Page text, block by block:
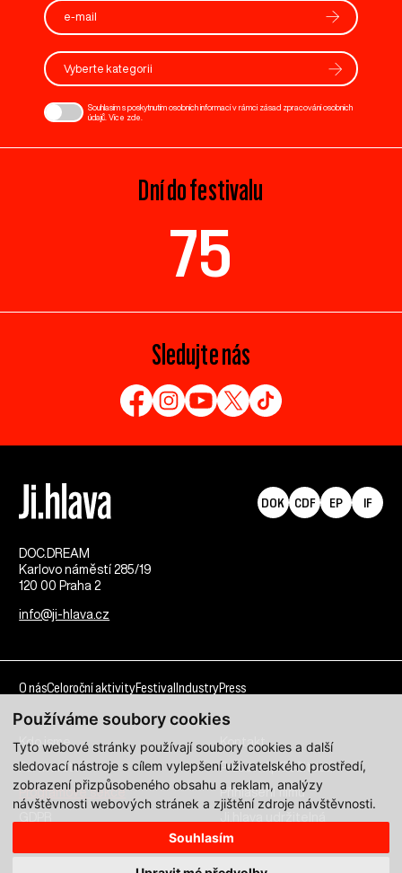
Používáme soubory cookies
Tyto webové stránky používají soubory cookies a další
sledovací nástroje s cílem vylepšení uživatelského prostředí,
zobrazení přizpůsobeného obsahu a reklam, analýzy
návštěvnosti webových stránek a zjištění zdroje návštěvnosti.
Souhlasím
Vyberte kategorii
Souhlasím s poskytnutím osobních informací v rámci zásad zpracování osobních
údajů. Více zde
Dní do festivalu
75
Sledujte nás
DOC.DREAM​
Karlovo náměstí 285/19
120 00 Praha 2
info@ji-hlava.cz
DOK CDF EP IF
O násCeloroční aktivityFestival IndustryPress
Kdo jsme
Kontakt
Partnerství
Pracovní příležitosti
Programové sekce
Přihlášení filmu
Všechna práva vyhrazena DOC.DREAM services s. r. o.